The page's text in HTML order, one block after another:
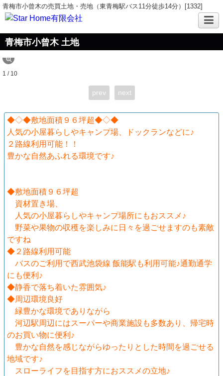
青梅市小曾木の売買土地・売地（東青梅駅バス11分徒歩14分）[1332]
青梅市小曾木 土地
1 / 10
prev next
◆◇◆敷地面積９６坪超◆◇◆
人気の小屋暮らしやキャンプ場、ドックランなどに♪
２路線利用可能！！
豊かな自然あふれる環境です♪
◆敷地面積９６坪超
資材置き場、
人気の小屋暮らしやキャンプ場所にもおススメ♪
野菜や果物の収穫を楽しみに日々を過ごせますのも素敵
ですね
◆２路線利用可能
バスのご利用で西武池袋線 飯能駅も利用可能♪通勤通学
にも便利♪
◆静香で落ち着いた雰囲気♪
◆周辺環境良好
緑豊かな環境でありながら
河辺駅周辺にはスーパーや商業施設も多数あり、帰宅時
のお買い物に便利♪
豊かな自然を感じながらゆったりとした時間を過ごせる
地域です♪
スローライフを目指す方におススメの立地♪